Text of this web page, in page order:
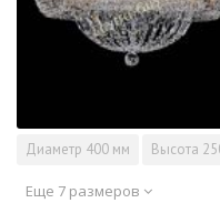
Диаметр 400 мм Высота
Еще 7 размеров